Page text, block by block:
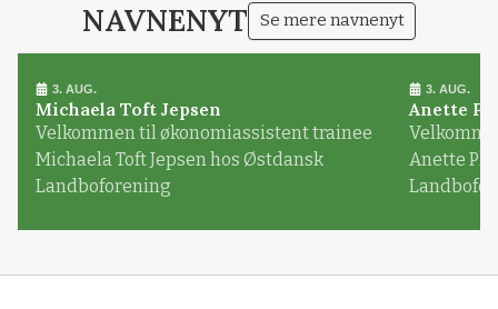
NAVNENYT Se mere navnenyt
3. AUG.
Michaela Toft Jepsen
Velkommen til økonomiassistent trainee
Michaela Toft Jepsen hos Østdansk
Landboforening
3. AUG.
Anette
Anette